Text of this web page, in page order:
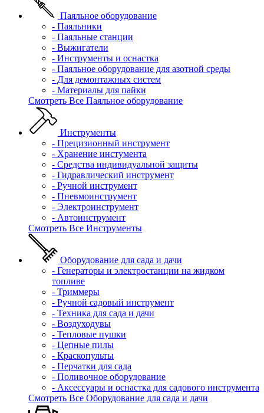
Паяльное оборудование
- Паяльники
- Паяльные станции
- Выжигатели
- Инструменты и оснастка
- Паяльное оборудование для азотной среды
- Для демонтажных систем
- Материалы для пайки
Смотреть Все Паяльное оборудование
Инструменты
- Прецизионный инструмент
- Хранение инстумента
- Средства индивидуальной защиты
- Гидравлический инструмент
- Ручной инструмент
- Пневмоинструмент
- Электроинструмент
- Автоинструмент
Смотреть Все Инструменты
Оборудование для сада и дачи
- Генераторы и электростанции на жидком
топливе
- Триммеры
- Ручной садовый инструмент
- Техника для сада и дачи
- Воздуходувы
- Тепловые пушки
- Цепные пилы
- Краскопульты
- Перчатки для сада
- Поливочное оборудование
- Аксессуары и оснастка для садового инструмента
Смотреть Все Оборудование для сада и дачи